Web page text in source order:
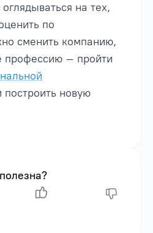
на тех,
по
сменить компанию,
профессию – пройти
построить новую